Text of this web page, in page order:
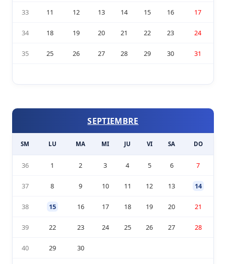
33 11 12 13 14 15 16 17
34 18 19 20 21 22 23 24
35 25 26 27 28 29 30 31
SEPTIEMBRE
SM LU MA MI JU VI SA DO
36 1 2 3 4 5 6 7
37 8 9 10 11 12 13 14
38 15 16 17 18 19 20 21
39 22 23 24 25 26 27 28
40 29 30